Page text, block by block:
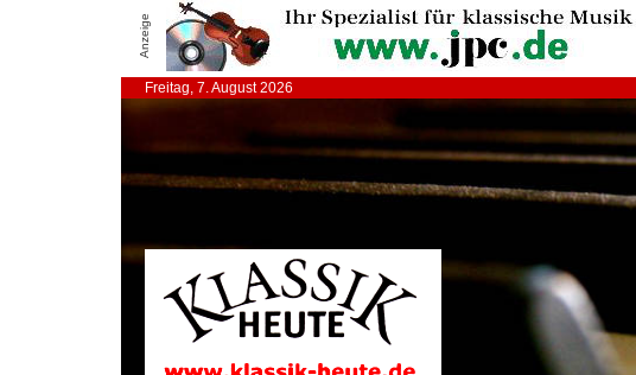
Anzeige
Freitag, 7. August 2026